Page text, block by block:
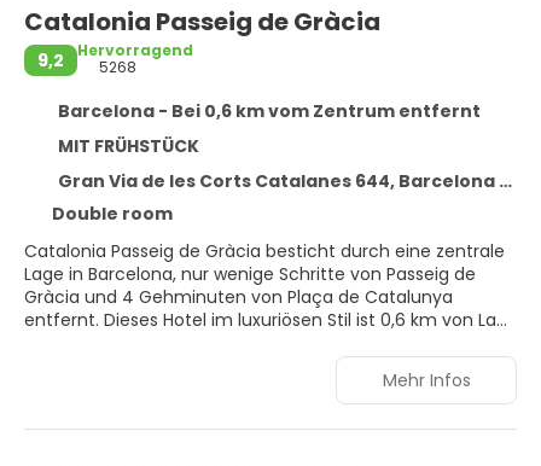
Catalonia Passeig de Gràcia
9,2
Hervorragend
5268
Barcelona - Bei 0,6 km vom Zentrum entfernt
MIT FRÜHSTÜCK
Gran Via de les Corts Catalanes 644, Barcelona 08007
Double room
Catalonia Passeig de Gràcia besticht durch eine zentrale
Lage in Barcelona, nur wenige Schritte von Passeig de
Gràcia und 4 Gehminuten von Plaça de Catalunya
entfernt. Dieses Hotel im luxuriösen Stil ist 0,6 km von La
Verpasse folgende Freizeitmöglichkeiten nicht: Außenpool
und Fitnessmöglichkeiten. Auch kostenloses WLAN und
einen Concierge-Service bietet dieses Hotel.
Mehr Infos